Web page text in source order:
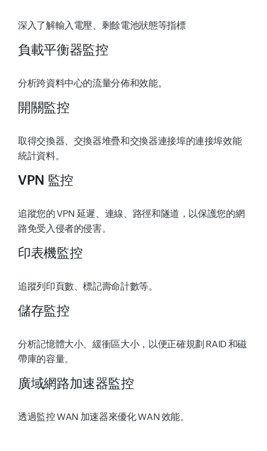
深入了解輸入電壓、剩餘電池狀態等指標
負載平衡器監控
分析跨資料中心的流量分佈和效能。
開關監控
取得交換器、交換器堆疊和交換器連接埠的連接埠效能
統計資料。
VPN 監控
追蹤您的 VPN 延遲、連線、路徑和隧道，以保護您的網
路免受入侵者的侵害。
印表機監控
追蹤列印頁數、標記壽命計數等。
儲存監控
分析記憶體大小、緩衝區大小，以便正確規劃 RAID 和磁
帶庫的容量。
廣域網路加速器監控
透過監控 WAN 加速器來優化 WAN 效能。